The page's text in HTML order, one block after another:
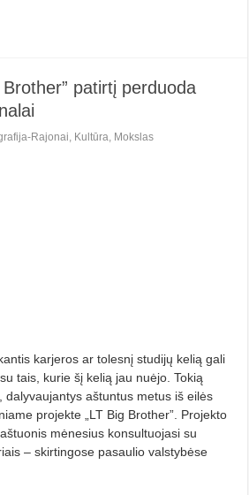
patirtį perduoda
Rajonai Kultūra Mokslas
karjeros ar tolesnį studijų kelią gali
tais, kurie šį kelią jau nuėjo. Tokią
dalyvaujantys aštuntus metus iš eilės
projekte „LT Big Brother”. Projekto
mėnesius konsultuojasi su
– skirtingose pasaulio valstybėse